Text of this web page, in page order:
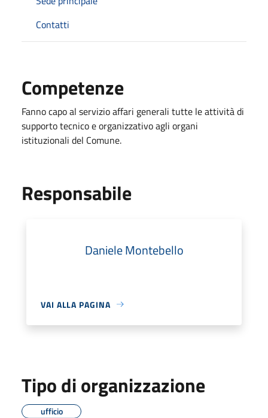
Contatti
Competenze
Fanno capo al servizio affari generali tutte le attività di
supporto tecnico e organizzativo agli organi
istituzionali del Comune.
Responsabile
Daniele Montebello
VAI ALLA PAGINA
Tipo di organizzazione
ufficio